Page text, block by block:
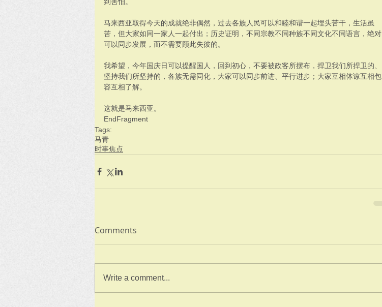
马来西亚取得今天的成就绝非偶然，过去各族人民可以和睦和谐一起埋头苦干，生活虽
苦，但大家如同一家人一起付出；历史证明，不同宗教不同种族不同文化不同语言，绝对
可以同步发展，而不需要顾此失彼的。
我希望，今年国庆日可以提醒国人，回到初心，不要被政客所摆布，捍卫我们所捍卫的、
坚持我们所坚持的，各族无需同化，大家可以同步前进、平行进步；大家互相体谅互相包
容互相了解。
这就是马来西亚。
EndFragment
Tags:
马青
时事焦点
Comments
Write a comment...